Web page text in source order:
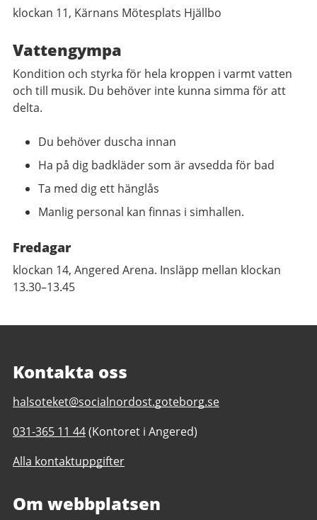
klockan 11, Kärnans Mötesplats Hjällbo
Vattengympa
Kondition och styrka för hela kroppen i varmt vatten
och till musik. Du behöver inte kunna simma för att
delta.
Du behöver duscha innan
Ha på dig badkläder som är avsedda för bad
Ta med dig ett hänglås
Manlig personal kan finnas i simhallen.
Fredagar
klockan 14, Angered Arena. Insläpp mellan klockan
13.30–13.45
Kontakta oss
E-
till
Hälsoteket
i
halsoteket@socialnordost.goteborg.se
Telefonnummer
Hälsoteket
Nordost
031-365 11 44(Kontoret i Angered)
Alla kontaktuppgifter
Om webbplatsen